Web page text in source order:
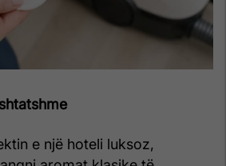
e një hoteli luksoz,